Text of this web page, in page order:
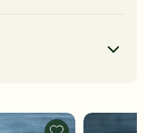
443kcal